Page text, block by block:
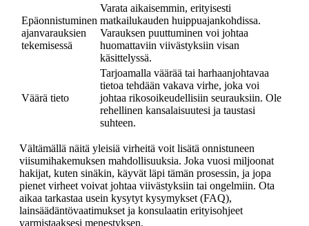
Epäonnistuminen
ajanvarauksien
tekemisessä
Varata aikaisemmin, erityisesti
matkailukauden huippuajankohdissa.
Varauksen puuttuminen voi johtaa
huomattaviin viivästyksiin visan
käsittelyssä.
Väärä tieto
Tarjoamalla väärää tai harhaanjohtavaa
tietoa tehdään vakava virhe, joka voi
johtaa rikosoikeudellisiin seurauksiin. Ole
rehellinen kansalaisuutesi ja taustasi
suhteen.
Vältämällä näitä yleisiä virheitä voit lisätä onnistuneen
viisumihakemuksen mahdollisuuksia. Joka vuosi miljoonat
hakijat, kuten sinäkin, käyvät läpi tämän prosessin, ja jopa
pienet virheet voivat johtaa viivästyksiin tai ongelmiin. Ota
aikaa tarkastaa usein kysytyt kysymykset (FAQ),
lainsäädäntövaatimukset ja konsulaatin erityisohjeet
varmistaaksesi menestyksen.